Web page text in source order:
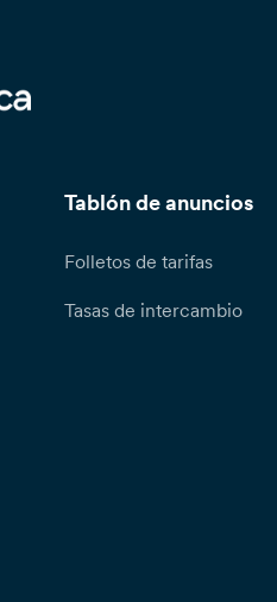
Tablón de anuncios
Folletos de tarifas
Tasas de intercambio